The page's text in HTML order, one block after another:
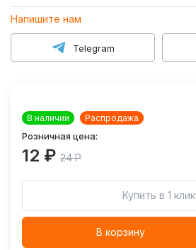
Напишите нам
Telegram
В наличии Распродажа
Розничная цена:
12 ₽ 24 Р
Купить в 1 клик
В корзину